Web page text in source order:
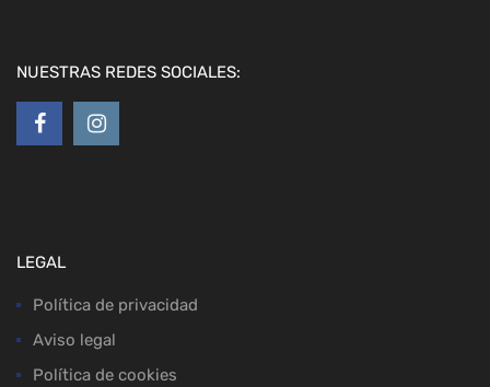
NUESTRAS REDES SOCIALES:
LEGAL
Política de privacidad
Aviso legal
Política de cookies